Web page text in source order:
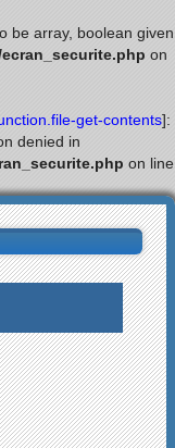
be array, boolean given
on
get-contents]:
denied in
on line